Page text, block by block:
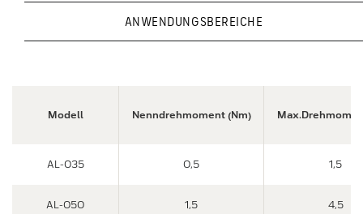
ANWENDUNGSBEREICHE
Modell Nenndrehmoment (Nm)
AL-035 0,5 1,5
AL-050 1,5 4,5